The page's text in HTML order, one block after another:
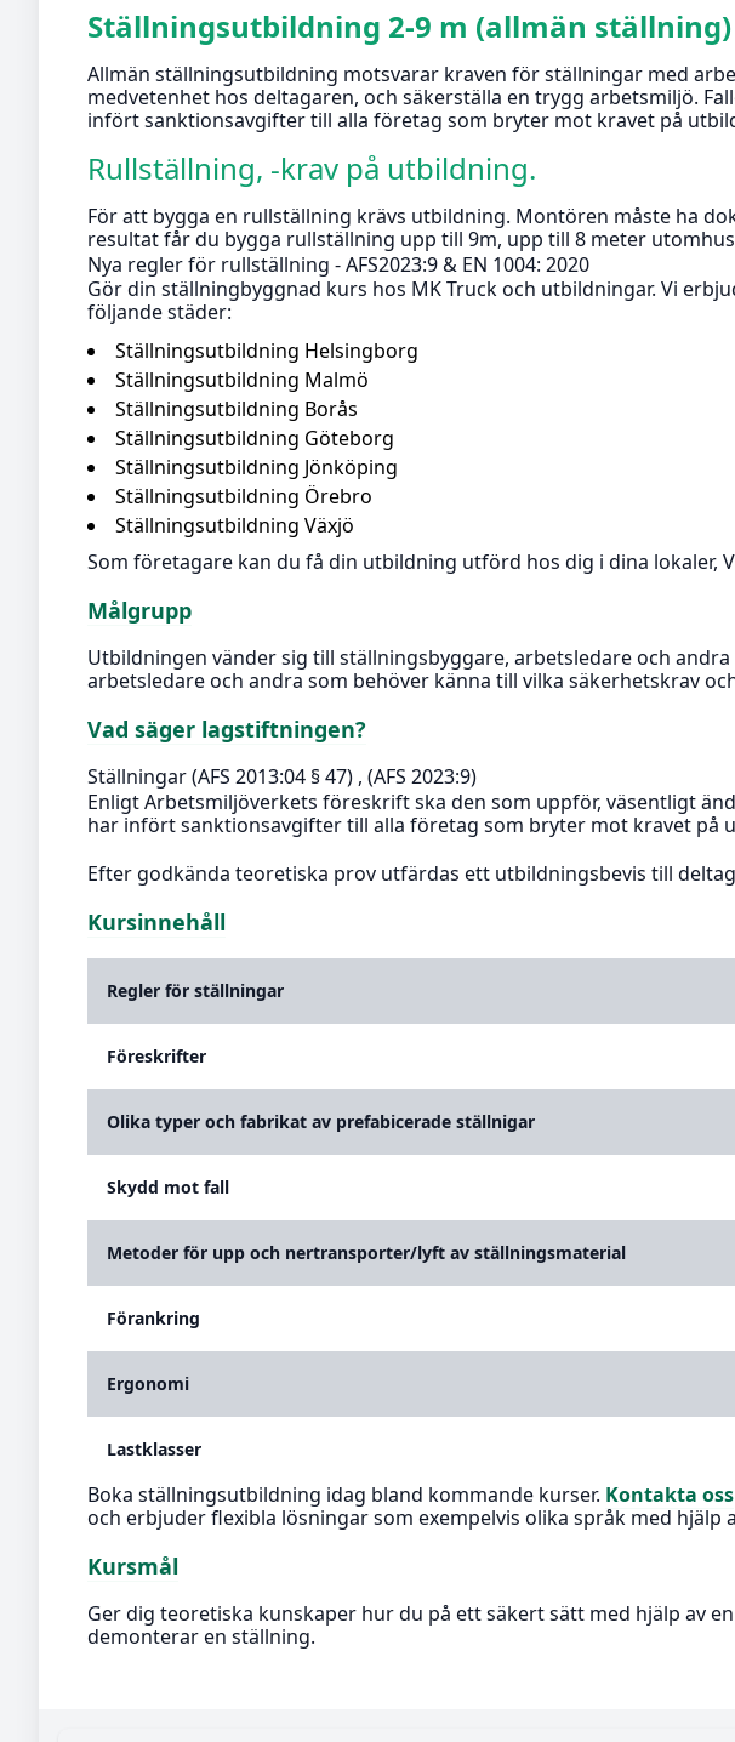
Ställningsutbildning 2-9 m (allmän ställning)
Allmän ställningsutbildning motsvarar kraven för ställningar med
medvetenhet hos deltagaren, och säkerställa en trygg arbetsmiljö.
infört sanktionsavgifter till alla företag som bryter mot kravet på
Rullställning, -krav på utbildning.
För att bygga en rullställning krävs utbildning. Montören måste ha
resultat får du bygga rullställning upp till 9m, upp till 8 meter
Nya regler för rullställning - AFS2023:9 & EN 1004: 2020
Gör din ställningbyggnad kurs hos MK Truck och utbildningar. Vi
följande städer:
Ställningsutbildning Helsingborg
Ställningsutbildning Malmö
Ställningsutbildning Borås
Ställningsutbildning Göteborg
Ställningsutbildning Jönköping
Ställningsutbildning Örebro
Ställningsutbildning Växjö
Som företagare kan du få din utbildning utförd hos dig i dina lokaler,
Målgrupp
Utbildningen vänder sig till ställningsbyggare, arbetsledare och
arbetsledare och andra som behöver känna till vilka säkerhetskrav
Vad säger lagstiftningen?
Ställningar (AFS 2013:04 § 47) , (AFS 2023:9)
Enligt Arbetsmiljöverkets föreskrift ska den som uppför, väsentligt
har infört sanktionsavgifter till alla företag som bryter mot kravet på
Efter godkända teoretiska prov utfärdas ett utbildningsbevis till
Kursinnehåll
Regler för ställningar
Föreskrifter
Olika typer och fabrikat av prefabicerade ställnigar
Skydd mot fall
Metoder för upp och nertransporter/lyft av ställningsmaterial
Förankring
Ergonomi
Lastklasser
Boka ställningsutbildning idag bland kommande kurser. Kontakta oss
och erbjuder flexibla lösningar som exempelvis olika språk med hjälp
Kursmål
Ger dig teoretiska kunskaper hur du på ett säkert sätt med hjälp av
demonterar en ställning.